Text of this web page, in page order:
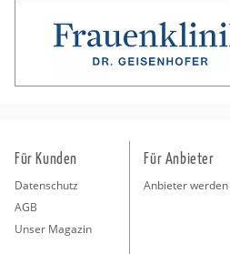
Für Kunden
Datenschutz
AGB
Unser Magazin
Für Anbieter
Anbieter werden